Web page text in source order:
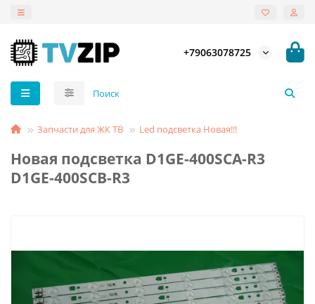
+79063078725
Запчасти для ЖК ТВ Led подсветка Новая!!!
Новая подсветка D1GE-400SCA-R3
D1GE-400SCB-R3